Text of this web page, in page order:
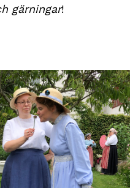
gärningar!